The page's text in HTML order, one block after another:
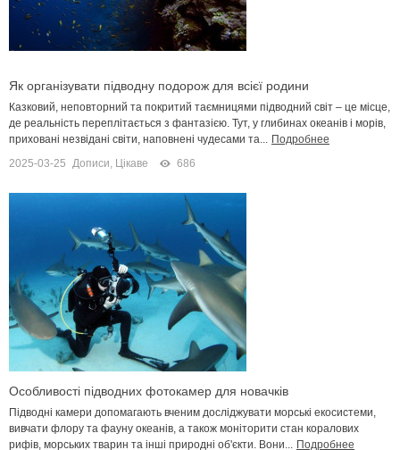
Як організувати підводну подорож для всієї родини
Казковий, неповторний та покритий таємницями підводний світ – це місце,
де реальність переплітається з фантазією. Тут, у глибинах океанів і морів,
приховані незвідані світи, наповнені чудесами та... Подробнее
2025-03-25 Дописи, Цікаве 686
Особливості підводних фотокамер для новачків
Підводні камери допомагають вченим досліджувати морські екосистеми,
вивчати флору та фауну океанів, а також моніторити стан коралових
рифів, морських тварин та інші природні об'єкти. Вони... Подробнее